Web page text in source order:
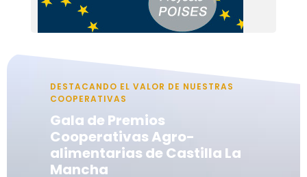
DESTACANDO EL VALOR DE NUESTRAS
COOPERATIVAS
Gala de Premios
Cooperativas Agro-
alimentarias de Castilla La
Mancha